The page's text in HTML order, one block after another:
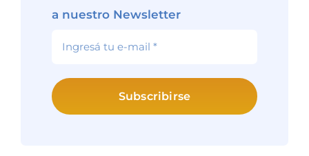
a nuestro Newsletter
Subscribirse